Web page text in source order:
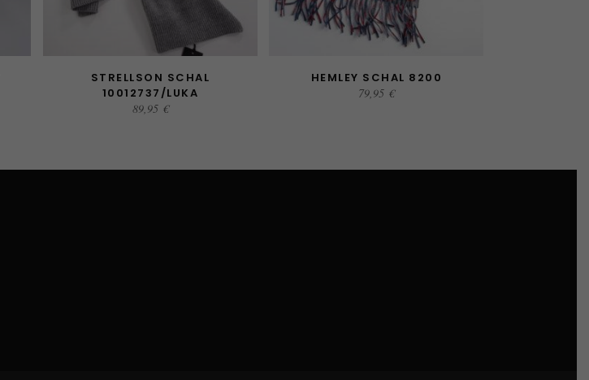
AUSFÜHRUNG WÄHLEN
STRELLSON SCHAL
10012737/LUKA
89,95 €
AUSFÜHRUNG WÄHLEN
HEMLEY SCHAL 8200
79,95 €